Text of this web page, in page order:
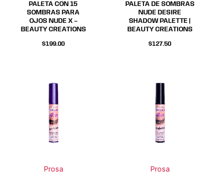
PALETA CON 15
SOMBRAS PARA
OJOS NUDE X –
BEAUTY CREATIONS
$199.00
PALETA DE SOMBRAS
NUDE DESIRE
SHADOW PALETTE |
BEAUTY CREATIONS
$127.50
Prosa Prosa